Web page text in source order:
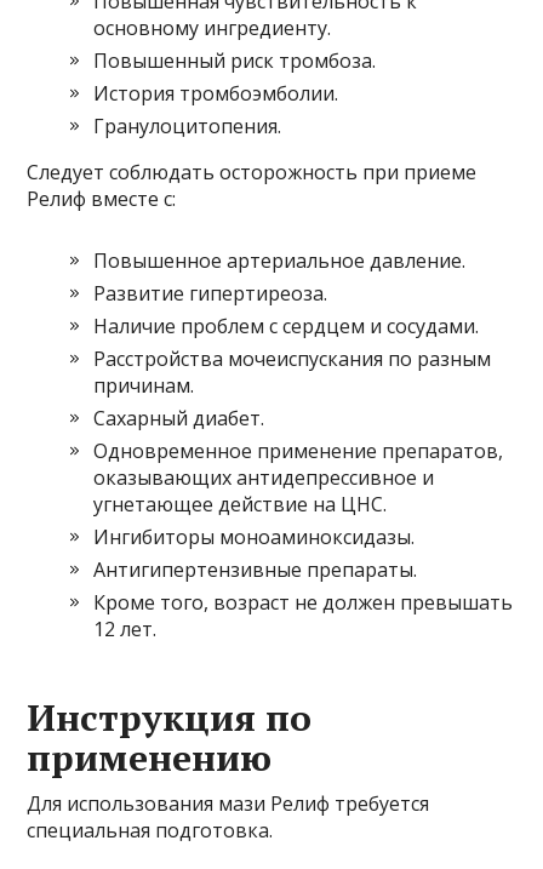
основному ингредиенту.
Повышенный риск тромбоза.
История тромбоэмболии.
Гранулоцитопения.
Следует соблюдать осторожность при приеме
Релиф вместе с:
Повышенное артериальное давление.
Развитие гипертиреоза.
Наличие проблем с сердцем и сосудами.
Расстройства мочеиспускания по разным
причинам.
Сахарный диабет.
Одновременное применение препаратов,
оказывающих антидепрессивное и
угнетающее действие на ЦНС.
Ингибиторы моноаминоксидазы.
Антигипертензивные препараты.
Кроме того, возраст не должен превышать
12 лет.
Инструкция по
применению
Для использования мази Релиф требуется
специальная подготовка.